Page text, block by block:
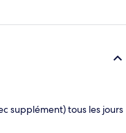
supplément) tous les jours